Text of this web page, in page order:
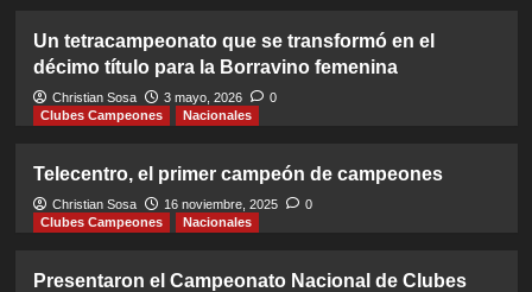
Un tetracampeonato que se transformó en el
décimo título para la Borravino femenina
Christian Sosa 3 mayo, 2026
0
Clubes Campeones
Nacionales
Telecentro, el primer campeón de campeones
Christian Sosa 16 noviembre, 2025
0
Clubes Campeones
Nacionales
Presentaron el Campeonato Nacional de Clubes